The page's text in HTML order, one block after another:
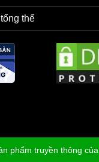
thể
phẩm truyền thông của